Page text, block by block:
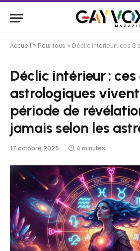
Accueil » Pour tous » Déclic intérieur : ces 6 signes astrologiques vivent
Déclic intérieur : ces
astrologiques
période de
jamais selon les
17 octobre 2025 4 minutes